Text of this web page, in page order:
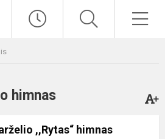
himnas
,,Rytas“ himnas